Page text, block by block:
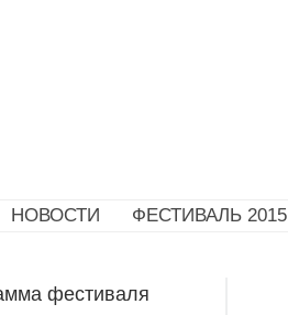
НОВОСТИ ФЕСТИВАЛЬ 2015
фестиваля